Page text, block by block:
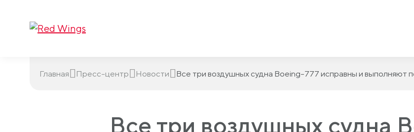
Главная Пресс-центр Новости Все три воздушных судна Boeing-777 исправны и выполняют
Все три воздушных судна